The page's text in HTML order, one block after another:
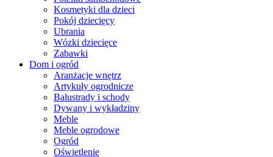
Kosmetyki dla dzieci
Pokój dziecięcy
Ubrania
Wózki dziecięce
Zabawki
Dom i ogród
Aranżacje wnętrz
Artykuły ogrodnicze
Balustrady i schody
Dywany i wykładziny
Meble
Meble ogrodowe
Ogród
Oświetlenie